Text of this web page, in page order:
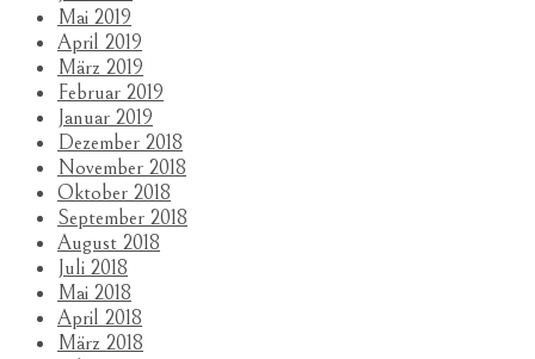
Mai 2019
April 2019
März 2019
Februar 2019
Januar 2019
Dezember 2018
November 2018
Oktober 2018
September 2018
August 2018
Juli 2018
Mai 2018
April 2018
März 2018